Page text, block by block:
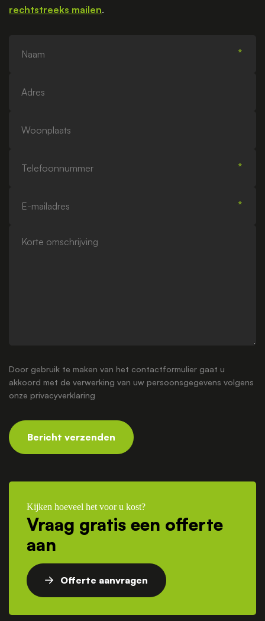
rechtstreeks mailen.
mailadres
omschrijving
Door gebruik te maken van het contactformulier gaat u
akkoord met de verwerking van uw persoonsgegevens volgens
onze privacyverklaring
Bericht verzenden
Kijken hoeveel het voor u kost?
Vraag gratis een offerte
aan
Offerte aanvragen